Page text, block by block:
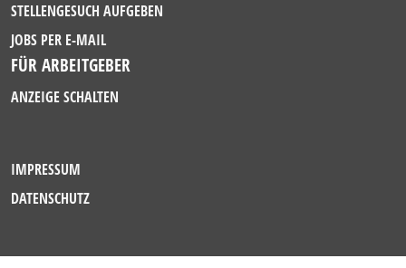
STELLENGESUCH AUFGEBEN
JOBS PER E-MAIL
FÜR ARBEITGEBER
ANZEIGE SCHALTEN
IMPRESSUM
DATENSCHUTZ